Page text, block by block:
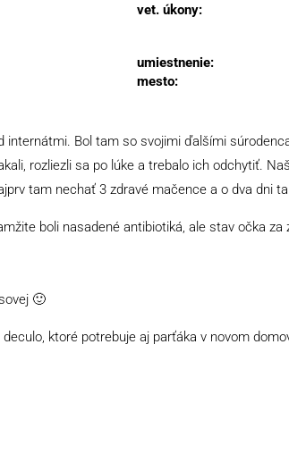
vet. úkony:
umiestnenie:
mesto:
internátmi. Bol tam so svojimi ďalšími
rozliezli sa po lúke a trebalo ich odchytiť.
tam nechať 3 zdravé mačence a o dva dni
boli nasadené antibiotiká, ale stav očka
🙂
ktoré potrebuje aj parťáka v novom